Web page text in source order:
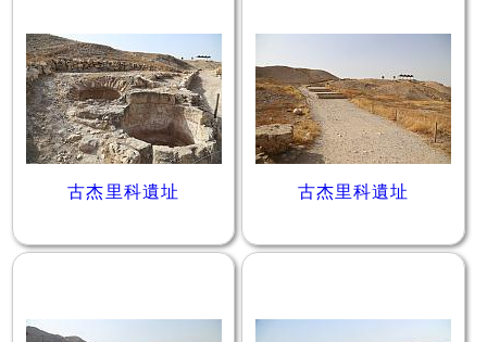
古杰里科遺址 古杰里科遺址